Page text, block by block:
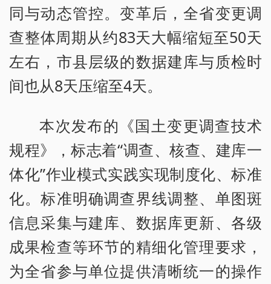
同与动态管控。变革后，全省变更调
查整体周期从约83天大幅缩短至50天
左右，市县层级的数据建库与质检时
间也从8天压缩至4天。
本次发布的《国土变更调查技术
规程》，标志着“调查、核查、建库一
体化”作业模式实践实现制度化、标准
化。标准明确调查界线调整、单图斑
信息采集与建库、数据库更新、各级
成果检查等环节的精细化管理要求，
为全省参与单位提供清晰统一的操作